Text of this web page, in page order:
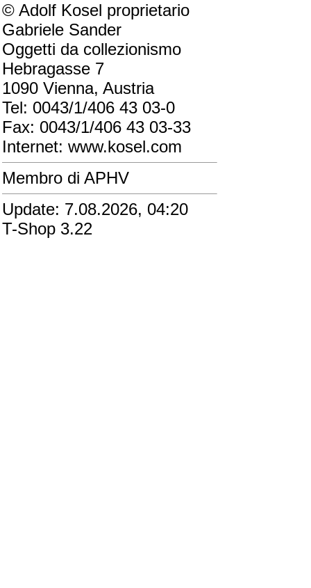
© Adolf Kosel proprietario
Gabriele Sander
Oggetti da collezionismo
Hebragasse 7
1090 Vienna, Austria
Tel: 0043/1/406 43 03-0
Fax: 0043/1/406 43 03-33
Internet: www.kosel.com
Membro di APHV
Update: 7.08.2026, 04:20
T-Shop 3.22